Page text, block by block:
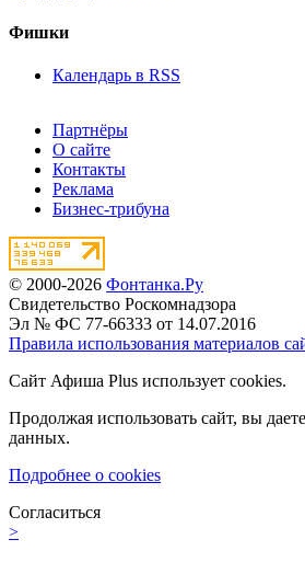
Фишки
Календарь в RSS
Партнёры
О сайте
Контакты
Реклама
Бизнес-трибуна
© 2000-2026 Фонтанка.Ру
Свидетельство Роскомнадзора
Эл № ФС 77-66333 от 14.07.2016
Правила использования материалов
Сайт Афиша Plus использует cookies.
Продолжая использовать сайт, вы
данных.
Подробнее о cookies
Согласиться
>